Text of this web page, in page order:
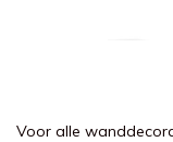
Voor alle